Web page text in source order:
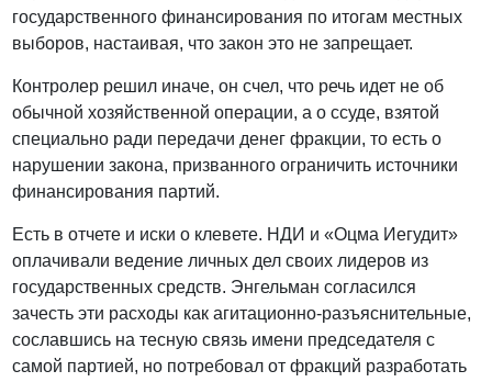
государственного финансирования по итогам местных
выборов, настаивая, что закон это не запрещает.
Контролер решил иначе, он счел, что речь идет не об
обычной хозяйственной операции, а о ссуде, взятой
специально ради передачи денег фракции, то есть о
нарушении закона, призванного ограничить источники
финансирования партий.
Есть в отчете и иски о клевете. НДИ и «Оцма Иегудит»
оплачивали ведение личных дел своих лидеров из
государственных средств. Энгельман согласился
зачесть эти расходы как агитационно-разъяснительные,
сославшись на тесную связь имени председателя с
самой партией, но потребовал от фракций разработать